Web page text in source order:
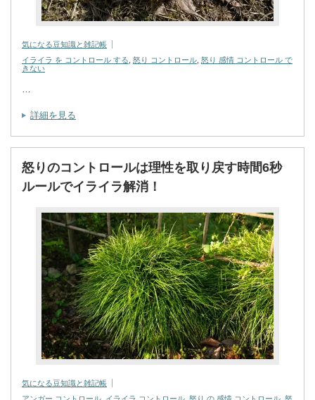
気になる豆知識と雑記帳
イライラ を コントロール する, 怒り コントロール, 怒り 感情 コントロール で
きない
…
詳細を見る
怒りのコントロールは理性を取り戻す時間6秒
ルールでイライラ解消！
気になる豆知識と雑記帳